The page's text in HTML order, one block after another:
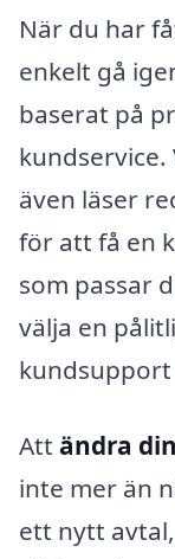
När du har
enkelt gå
baserat på
även läser
för att få en
som passar
välja en
kundsupport
Att ändra
inte mer än
ett nytt